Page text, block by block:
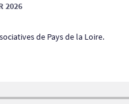
2026
de Pays de la Loire.